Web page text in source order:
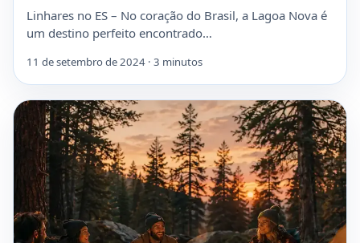
Linhares no ES – No coração do Brasil, a Lagoa Nova é
um destino perfeito encontrado…
11 de setembro de 2024 · 3 minutos